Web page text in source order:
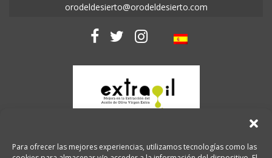
Para ofrecer las mejores experiencias, utilizamos tecnologías como las
orodeldesierto@orodeldesierto.com